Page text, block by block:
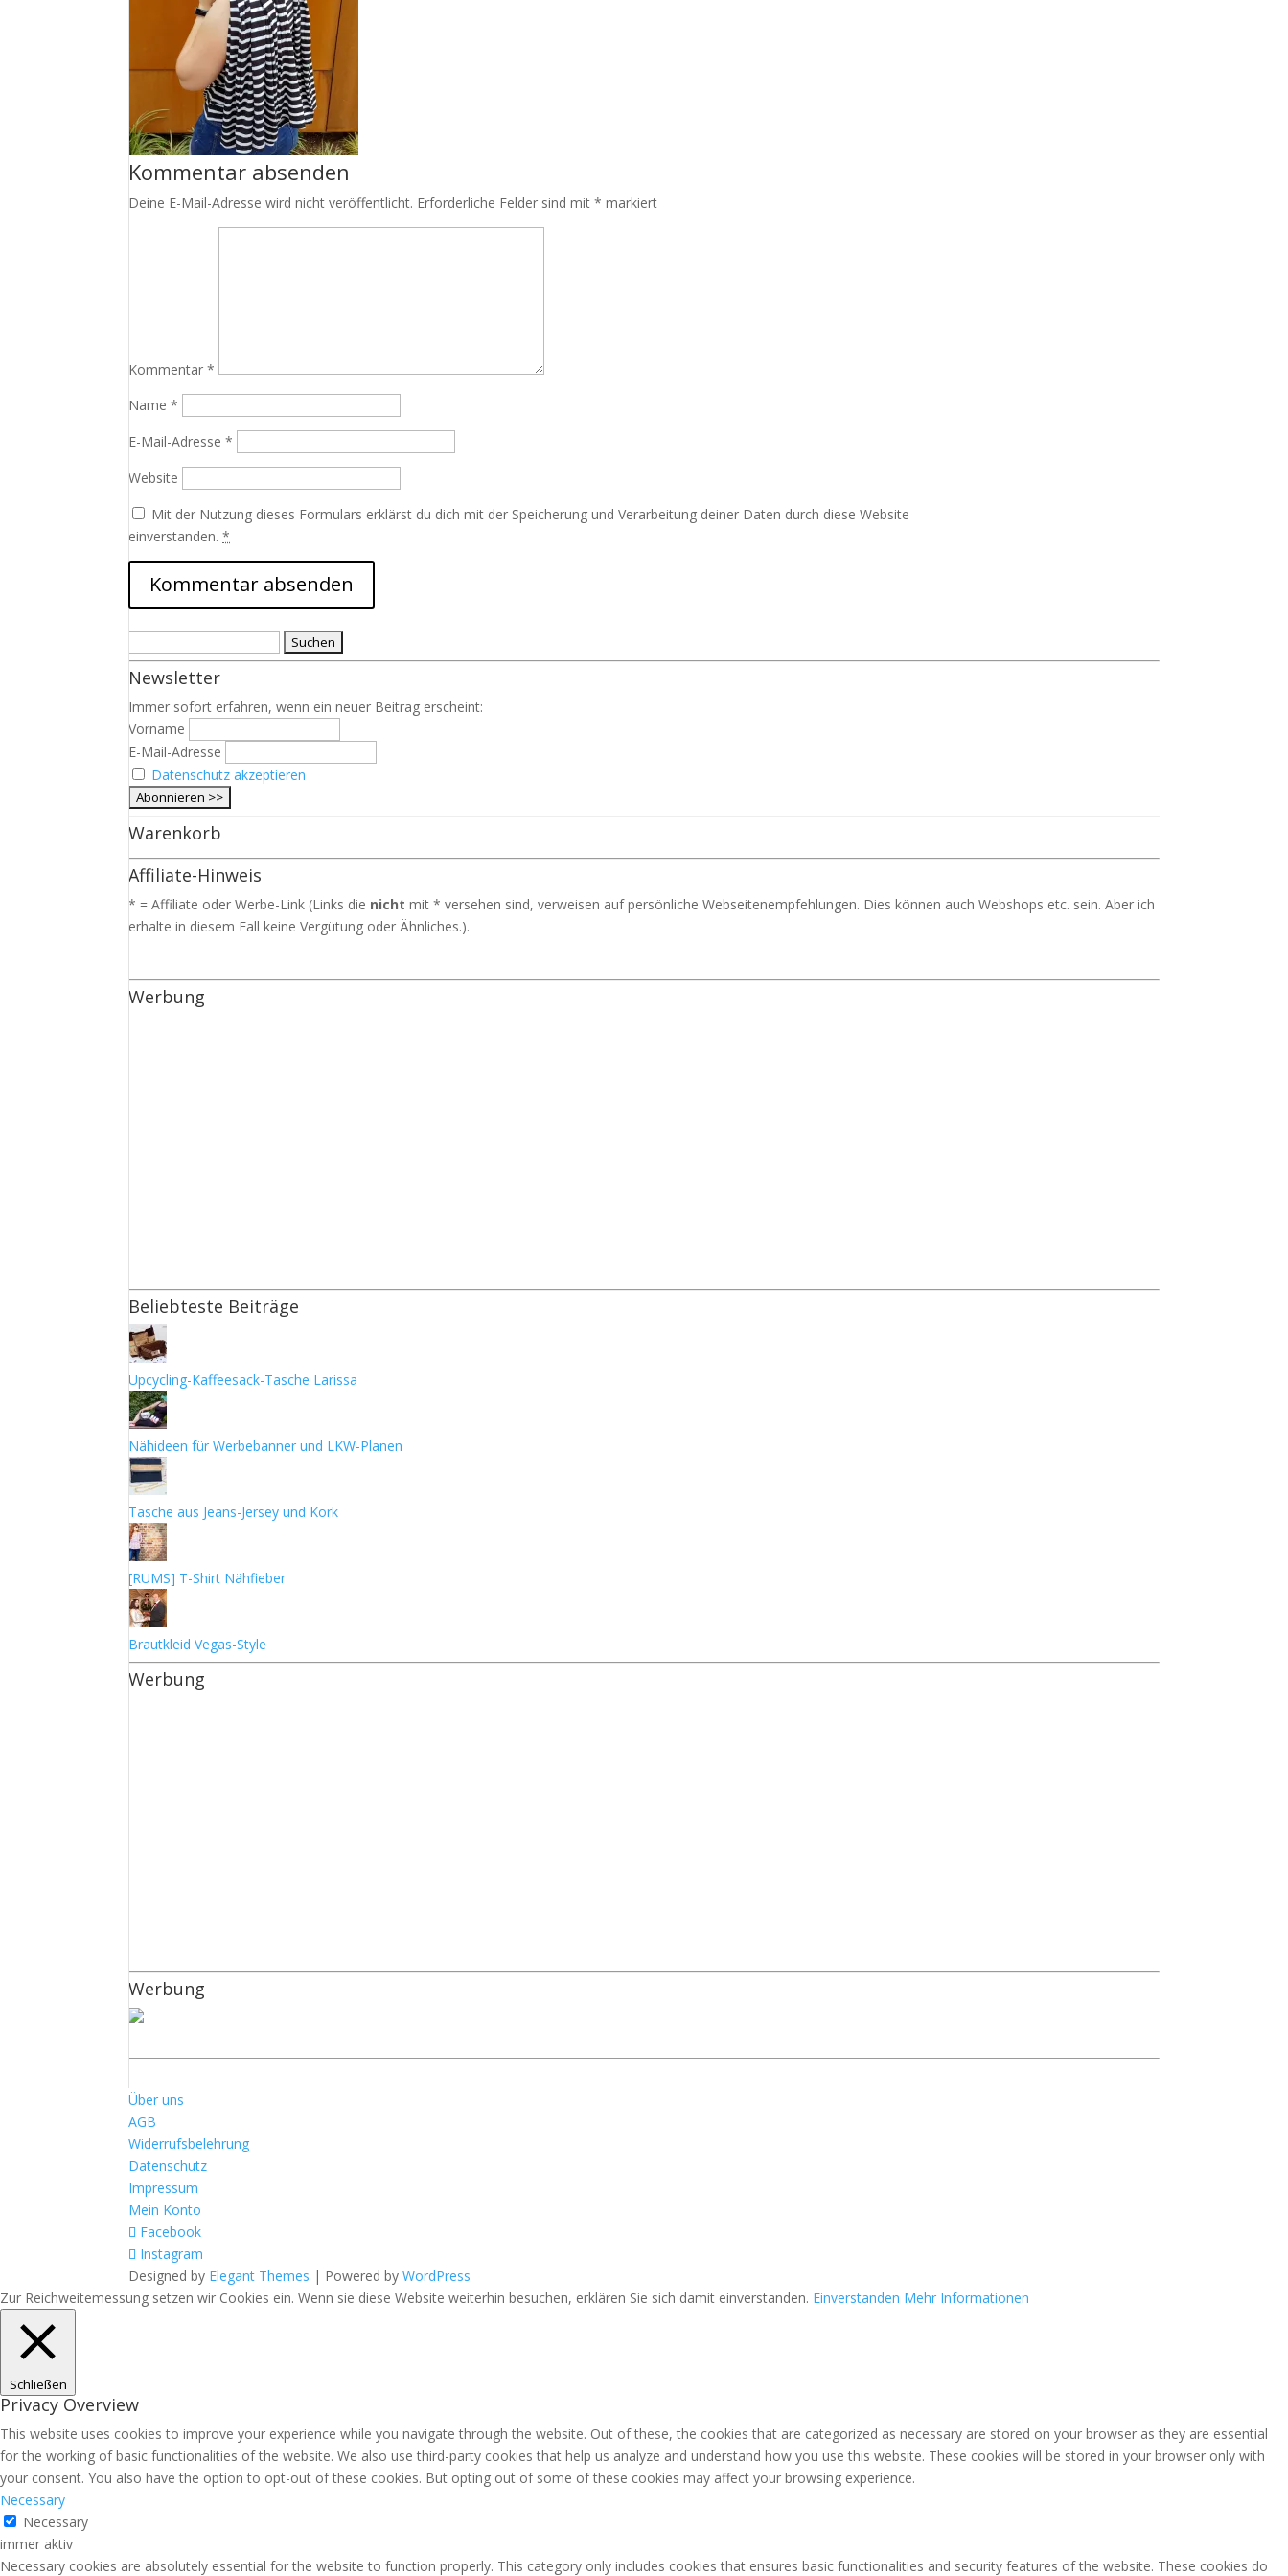
Kommentar absenden
Deine E-Mail-Adresse wird nicht veröffentlicht. Erforderliche Felder sind mit* markiert
Kommentar*
Name*
E-Mail-Adresse*
Website
Mit der Nutzung dieses Formulars erklärst du dich mit der Speicherung und Verarbeitung deiner Daten durch diese Website
einverstanden.*
nach:
Newsletter
Immer sofort erfahren, wenn ein neuer Beitrag erscheint:
Vorname
E-Mail-Adresse
Datenschutz akzeptieren
Warenkorb
Affiliate-Hinweis
* = Affiliate oder Werbe-Link (Links die nichtmit * versehen sind, verweisen auf persönliche Webseitenempfehlungen. Dies können auch Webshops etc. sein. Aber ich
erhalte in diesem Fall keine Vergütung oder Ähnliches.).
Werbung
Beliebteste Beiträge
Upcycling-Kaffeesack-Tasche Larissa
Nähideen für Werbebanner und LKW-Planen
Tasche aus Jeans-Jersey und Kork
[RUMS] T-Shirt Nähfieber
Brautkleid Vegas-Style
Werbung
Werbung
Über uns
AGB
Widerrufsbelehrung
Datenschutz
Impressum
Mein Konto
Facebook
Instagram
Designed by Elegant Themes | Powered byWordPress
Zur Reichweitemessung setzen wir Cookies ein. Wenn sie diese Website weiterhin besuchen, erklären Sie sich damit einverstanden. Einverstanden Mehr Informationen
Schließen
Privacy Overview
This website uses cookies to improve your experience while you navigate through the website. Out of these, the cookies that are categorized as necessary are stored on your browser as they are essential
for the working of basic functionalities of the website. We also use third-party cookies that help us analyze and understand how you use this website. These cookies will be stored in your browser only with
your consent. You also have the option to opt-out of these cookies. But opting out of some of these cookies may affect your browsing experience.
Necessary
Necessary
immer aktiv
Necessary cookies are absolutely essential for the website to function properly. This category only includes cookies that ensures basic functionalities and security features of the website. These cookies do